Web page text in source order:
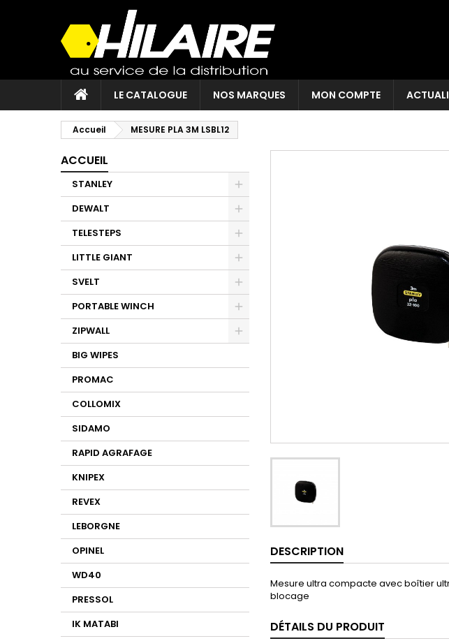
LE CATALOGUE NOS MARQUES MON COMPTE
Accueil MESURE PLA 3M LSBL12
ACCUEIL
STANLEY
DEWALT
TELESTEPS
LITTLE GIANT
SVELT
PORTABLE WINCH
ZIPWALL
BIG WIPES
PROMAC
COLLOMIX
SIDAMO
RAPID AGRAFAGE
KNIPEX
REVEX
LEBORGNE
OPINEL
WD40
PRESSOL
IK MATABI
DESCRIPTION
Mesure ultra compacte avec boîtier
blocage
DÉTAILS DU PRODUIT